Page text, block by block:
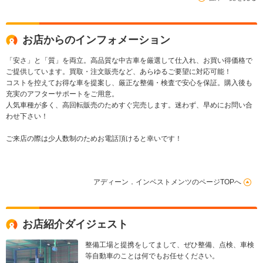
ートライト フォグラ
ンプ
ライト パドルシフト
お店からのインフォメーション
「安さ」と「質」を両立。高品質な中古車を厳選して仕入れ、お買い得価格で
ご提供しています。買取・注文販売など、あらゆるご要望に対応可能！
コストを控えてお得な車を提案し、厳正な整備・検査で安心を保証。購入後も
充実のアフターサポートをご用意。
人気車種が多く、高回転販売のためすぐ完売します。迷わず、早めにお問い合
わせ下さい！
ご来店の際は少人数制のためお電話頂けると幸いです！
アディーン．インベストメンツのページTOPへ
お店紹介ダイジェスト
整備工場と提携をしてまして、ぜひ整備、点検、車検
等自動車のことは何でもお任せください。